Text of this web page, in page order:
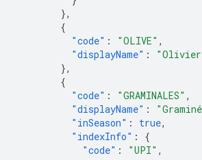
},
{
"code" : "OLIVE" ,
"displayName" :
},
{
"code" : "GRAMINALES" ,
"displayName" :
"inSeason" : true,
"indexInfo" :
{
"code" : "UPI" ,